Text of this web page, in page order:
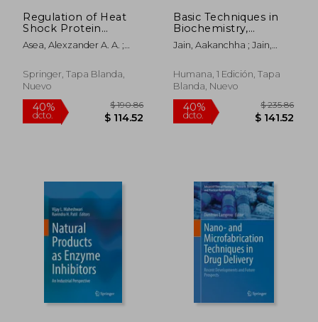
Regulation of Heat
Shock Protein
Responses (en
Inglés)
Asea, Alexzander A. A. ;
Springer, Tapa Blanda,
Nuevo
Basic Techniques in
Biochemistry,
Microbiology and
Molecular Biology:
Techniques (en
Inglés)
Jain, Aakanchha ; Jain,
Humana, 1 Edición, Tapa
Blanda, Nuevo